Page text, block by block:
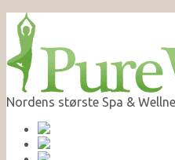
Nordens største Spa &